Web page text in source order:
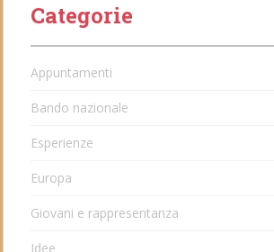
Categorie
Appuntamenti
Bando nazionale
Esperienze
Europa
Giovani e rappresentanza
Idee